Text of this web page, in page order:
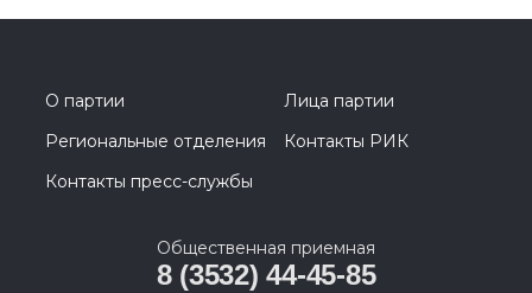
О партии
Лица партии
Региональные отделения
Контакты РИК
Контакты пресс-службы
Общественная приемная
8 (3532) 44-45-85